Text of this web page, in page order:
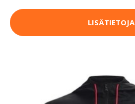
LISÄTIETOJA